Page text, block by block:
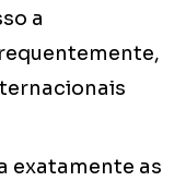
a
exatamente as